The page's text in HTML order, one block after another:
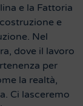
e la Fattoria
e
Nel
dove il lavoro
per
la realtà,
Ci lasceremo